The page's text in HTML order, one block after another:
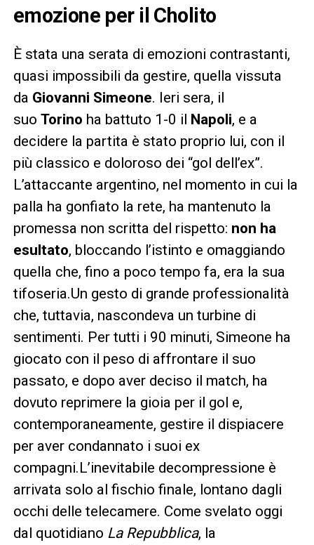
emozione per il Cholito
È stata una serata di emozioni contrastanti,
quasi impossibili da gestire, quella vissuta
da Giovanni Simeone. Ieri sera, il
suo Torino ha battuto 1-0 il Napoli, e a
decidere la partita è stato proprio lui, con il
più classico e doloroso dei “gol dell’ex”.
L’attaccante argentino, nel momento in cui la
palla ha gonfiato la rete, ha mantenuto la
promessa non scritta del rispetto: non ha
esultato, bloccando l’istinto e omaggiando
quella che, fino a poco tempo fa, era la sua
tifoseria.Un gesto di grande professionalità
che, tuttavia, nascondeva un turbine di
sentimenti. Per tutti i 90 minuti, Simeone ha
giocato con il peso di affrontare il suo
passato, e dopo aver deciso il match, ha
dovuto reprimere la gioia per il gol e,
contemporaneamente, gestire il dispiacere
per aver condannato i suoi ex
compagni.L’inevitabile decompressione è
arrivata solo al fischio finale, lontano dagli
occhi delle telecamere. Come svelato oggi
dal quotidiano La Repubblica, la